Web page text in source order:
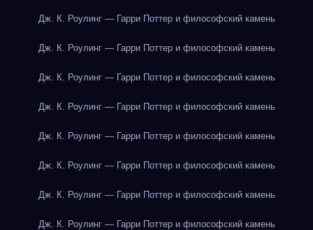
Дж. К. Роулинг — Гарри Поттер и философский камень
Дж. К. Роулинг — Гарри Поттер и философский камень
Дж. К. Роулинг — Гарри Поттер и философский камень
Дж. К. Роулинг — Гарри Поттер и философский камень
Дж. К. Роулинг — Гарри Поттер и философский камень
Дж. К. Роулинг — Гарри Поттер и философский камень
Дж. К. Роулинг — Гарри Поттер и философский камень
Дж. К. Роулинг — Гарри Поттер и философский камень